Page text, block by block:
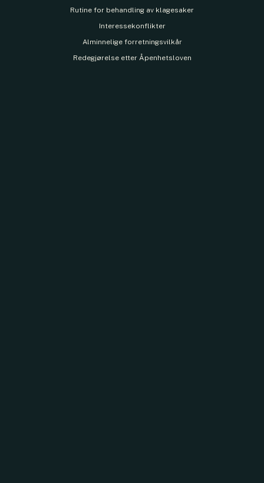
Rutine for behandling av klagesaker
Interessekonflikter
Alminnelige forretningsvilkår
Redegjørelse etter Åpenhetsloven